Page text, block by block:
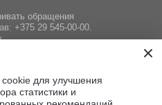
обращения
+375 29 545-00-00.
исполнительных и
ТелеСистемы»,
покупателей:
для улучшения
статистики и